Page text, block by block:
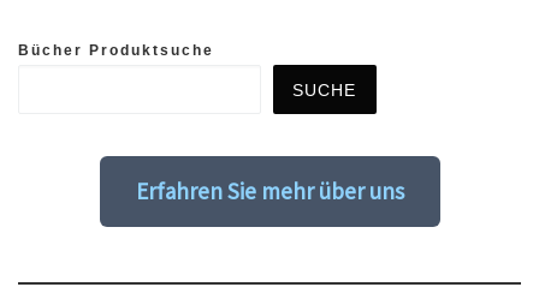
Bücher Produktsuche
SUCHE
Erfahren Sie mehr über uns